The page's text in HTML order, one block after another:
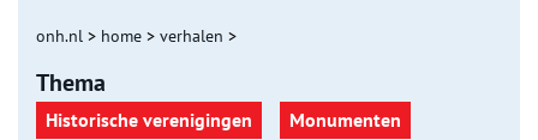
onh.nl > home > verhalen >
Thema
Historische verenigingen Monumenten